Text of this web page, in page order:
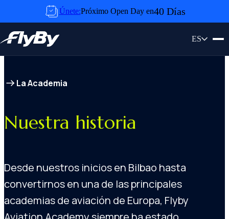
Skip to content Únete:Próximo Open Day en40 Días
ES
La Academia
Nuestra historia
Desde nuestros inicios en Bilbao hasta
convertirnos en una de las principales
academias de aviación de Europa, Flyby